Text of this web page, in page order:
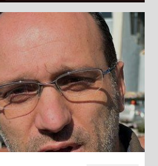
(Remastered